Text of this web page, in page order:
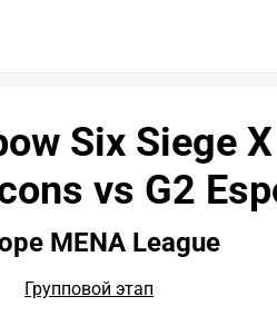
Six Siege X
vs G2
MENA League
Групповой этап